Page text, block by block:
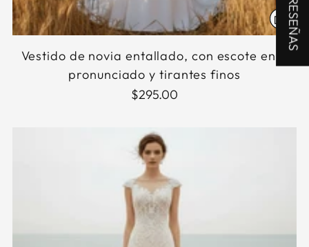
Vestido de novia entallado, con escote en V
pronunciado y tirantes finos
$295.00
★ RESEÑAS